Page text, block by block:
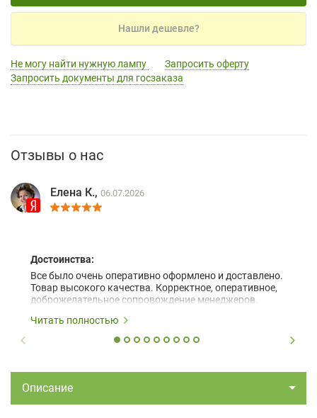
Нашли дешевле?
Не могу найти нужную лампу
Запросить оферту
Запросить документы для госзаказа
Отзывы о нас
Елена К., 06.07.2026
Достоинства:
Все было очень оперативно оформлено и доставлено.
Товар высокого качества. Корректное, оперативное,
доброжелательное сопровождение менеджеров.
Читать полностью
Описание